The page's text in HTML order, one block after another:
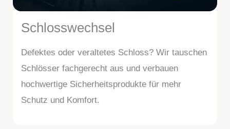
Schlosswechsel
Defektes oder veraltetes Schloss? Wir tauschen
Schlösser fachgerecht aus und verbauen
hochwertige Sicherheitsprodukte für mehr
Schutz und Komfort.